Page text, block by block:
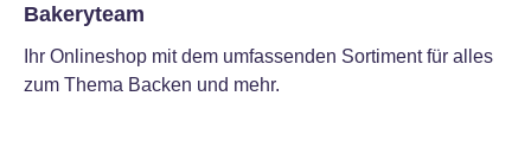
Bakeryteam
Ihr Onlineshop mit dem umfassenden Sortiment für alles
zum Thema Backen und mehr.